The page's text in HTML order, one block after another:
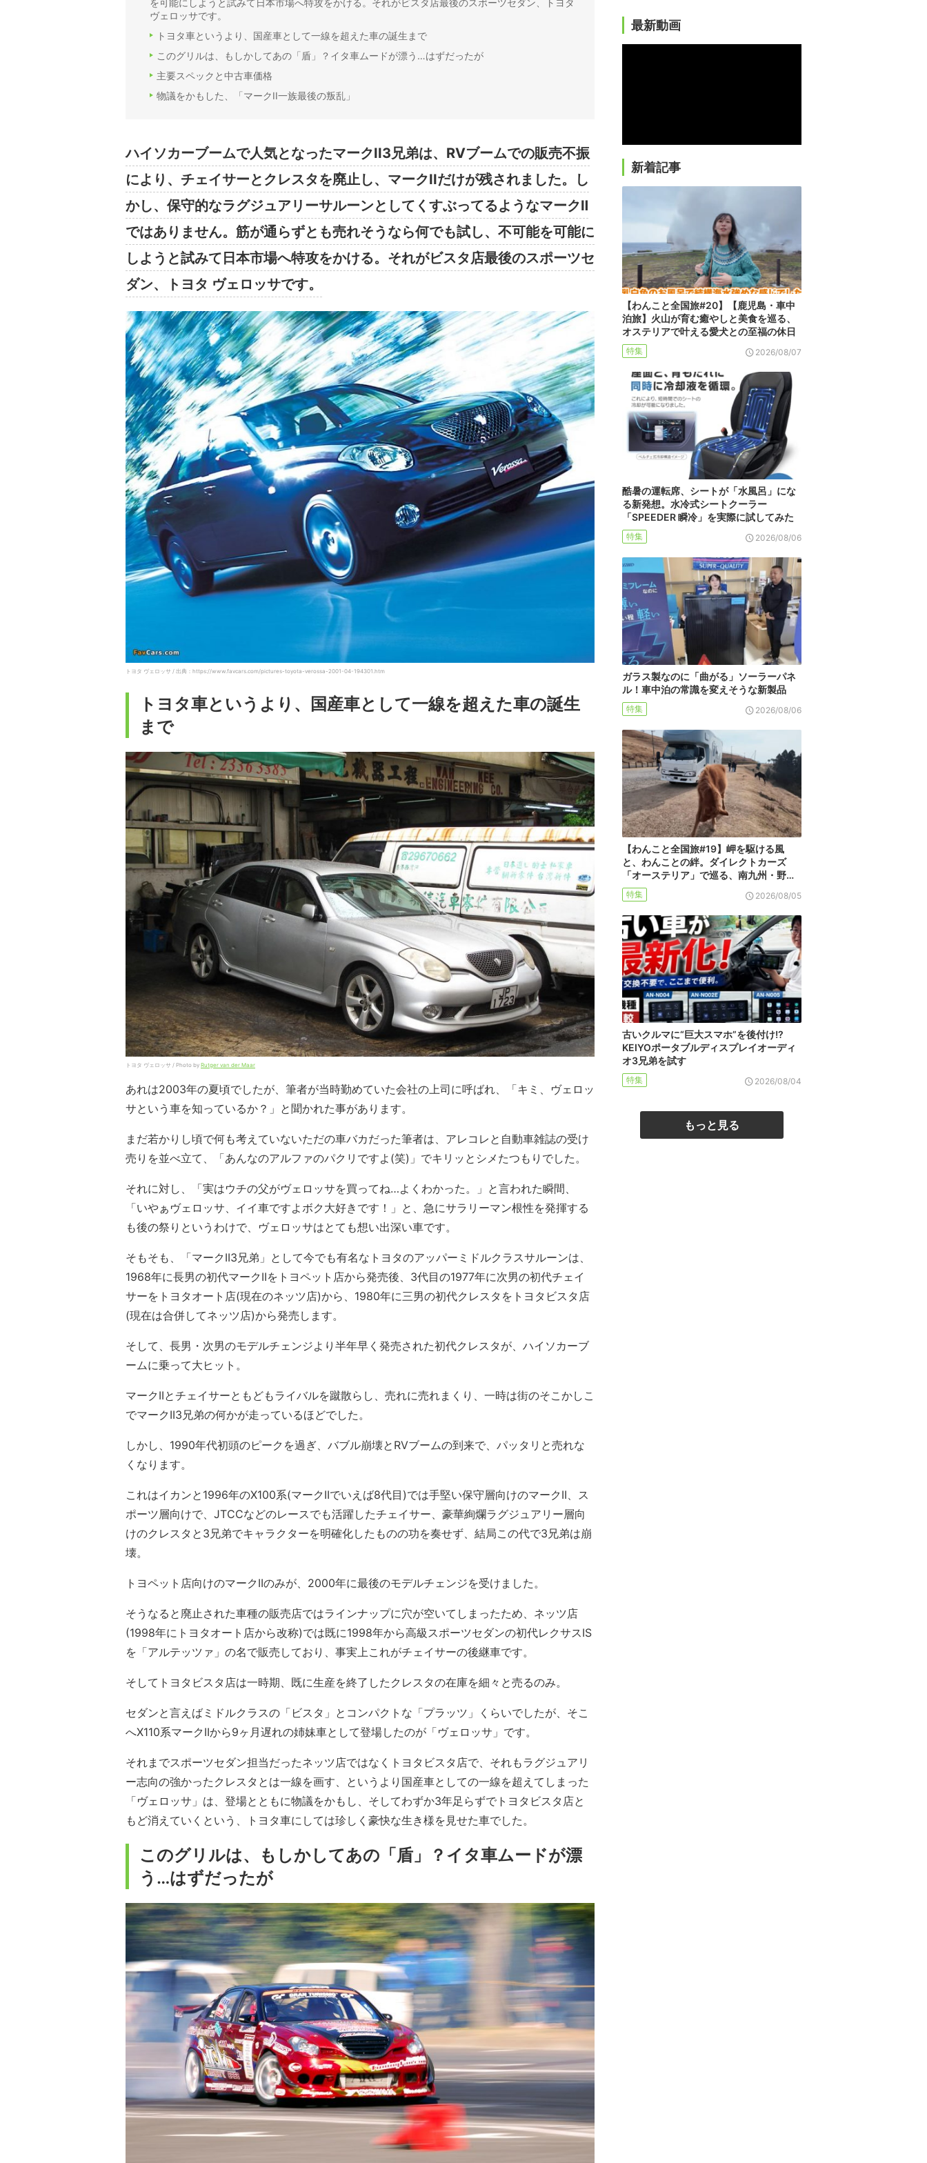
を可能にしようと試みて日本市場へ特攻をかける。それがビスタ店最後のスポーツセダン、トヨタ
ヴェロッサです。
トヨタ車というより、国産車として一線を超えた車の誕生まで
このグリルは、もしかしてあの「盾」？イタ車ムードが漂う…はずだったが
主要スペックと中古車価格
物議をかもした、「マークII一族最後の叛乱」
ハイソカーブームで人気となったマークII3兄弟は、RVブームでの販売不振
により、チェイサーとクレスタを廃止し、マークIIだけが残されました。し
かし、保守的なラグジュアリーサルーンとしてくすぶってるようなマークⅡ
ではありません。筋が通らずとも売れそうなら何でも試し、不可能を可能に
しようと試みて日本市場へ特攻をかける。それがビスタ店最後のスポーツセ
ダン、トヨタ ヴェロッサです。
トヨタ ヴェロッサ / 出典：https://www.favcars.com/pictures-toyota-verossa-2001-04-194301.htm
トヨタ車というより、国産車として一線を超えた車の誕生
まで
トヨタ ヴェロッサ / Photo by Rutger van der Maar
あれは2003年の夏頃でしたが、筆者が当時勤めていた会社の上司に呼ばれ、「キミ、ヴェロッ
サという車を知っているか？」と聞かれた事があります。
まだ若かりし頃で何も考えていないただの車バカだった筆者は、アレコレと自動車雑誌の受け
売りを並べ立て、「あんなのアルファのパクリですよ(笑)」でキリッとシメたつもりでした。
それに対し、「実はウチの父がヴェロッサを買ってね…よくわかった。」と言われた瞬間、
「いやぁヴェロッサ、イイ車ですよボク大好きです！」と、急にサラリーマン根性を発揮する
も後の祭りというわけで、ヴェロッサはとても想い出深い車です。
そもそも、「マークII3兄弟」として今でも有名なトヨタのアッパーミドルクラスサルーンは、
1968年に長男の初代マークIIをトヨペット店から発売後、3代目の1977年に次男の初代チェイ
サーをトヨタオート店(現在のネッツ店)から、1980年に三男の初代クレスタをトヨタビスタ店
(現在は合併してネッツ店)から発売します。
そして、長男・次男のモデルチェンジより半年早く発売された初代クレスタが、ハイソカーブ
ームに乗って大ヒット。
マークIIとチェイサーともどもライバルを蹴散らし、売れに売れまくり、一時は街のそこかしこ
でマークII3兄弟の何かが走っているほどでした。
しかし、1990年代初頭のピークを過ぎ、バブル崩壊とRVブームの到来で、パッタリと売れな
くなります。
これはイカンと1996年のX100系(マークIIでいえば8代目)では手堅い保守層向けのマークII、ス
ポーツ層向けで、JTCCなどのレースでも活躍したチェイサー、豪華絢爛ラグジュアリー層向
けのクレスタと3兄弟でキャラクターを明確化したものの功を奏せず、結局この代で3兄弟は崩
壊。
トヨペット店向けのマークIIのみが、2000年に最後のモデルチェンジを受けました。
そうなると廃止された車種の販売店ではラインナップに穴が空いてしまったため、ネッツ店
(1998年にトヨタオート店から改称)では既に1998年から高級スポーツセダンの初代レクサスIS
を「アルテッツァ」の名で販売しており、事実上これがチェイサーの後継車です。
そしてトヨタビスタ店は一時期、既に生産を終了したクレスタの在庫を細々と売るのみ。
セダンと言えばミドルクラスの「ビスタ」とコンパクトな「プラッツ」くらいでしたが、そこ
へX110系マークIIから9ヶ月遅れの姉妹車として登場したのが「ヴェロッサ」です。
それまでスポーツセダン担当だったネッツ店ではなくトヨタビスタ店で、それもラグジュアリ
ー志向の強かったクレスタとは一線を画す、というより国産車としての一線を超えてしまった
「ヴェロッサ」は、登場とともに物議をかもし、そしてわずか3年足らずでトヨタビスタ店と
もど消えていくという、トヨタ車にしては珍しく豪快な生き様を見せた車でした。
このグリルは、もしかしてあの「盾」？イタ車ムードが漂
う…はずだったが
最新動画
新着記事
【わんこと全国旅#20】【鹿児島・車中
泊旅】火山が育む癒やしと美食を巡る、
オステリアで叶える愛犬との至福の休日
特集 2026/08/07
酷暑の運転席、シートが「水風呂」にな
る新発想。水冷式シートクーラー
「SPEEDER 瞬冷」を実際に試してみた
特集 2026/08/06
ガラス製なのに「曲がる」ソーラーパネ
ル！車中泊の常識を変えそうな新製品
特集 2026/08/06
【わんこと全国旅#19】岬を駆ける風
と、わんことの絆。ダイレクトカーズ
「オーステリア」で巡る、南九州・野…
特集 2026/08/05
古いクルマに“巨大スマホ”を後付け!?
KEIYOポータブルディスプレイオーディ
オ3兄弟を試す
特集 2026/08/04
もっと見る